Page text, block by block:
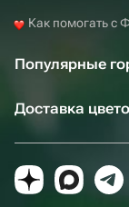
Как помогать с
Популярные
Доставка